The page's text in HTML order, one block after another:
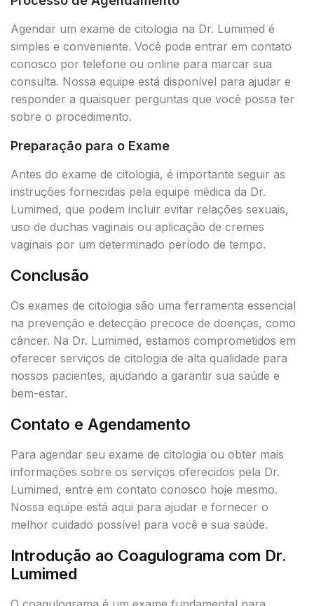
Agendar um exame de citologia na Dr. Lumimed é
simples e conveniente. Você pode entrar em contato
conosco por telefone ou online para marcar sua
consulta. Nossa equipe está disponível para ajudar e
responder a quaisquer perguntas que você possa ter
sobre o procedimento.
Preparação para o Exame
Antes do exame de citologia, é importante seguir as
instruções fornecidas pela equipe médica da Dr.
Lumimed, que podem incluir evitar relações sexuais,
uso de duchas vaginais ou aplicação de cremes
vaginais por um determinado período de tempo.
Conclusão
Os exames de citologia são uma ferramenta essencial
na prevenção e detecção precoce de doenças, como
câncer. Na Dr. Lumimed, estamos comprometidos em
oferecer serviços de citologia de alta qualidade para
nossos pacientes, ajudando a garantir sua saúde e
bem-estar.
Contato e Agendamento
Para agendar seu exame de citologia ou obter mais
informações sobre os serviços oferecidos pela Dr.
Lumimed, entre em contato conosco hoje mesmo.
Nossa equipe está aqui para ajudar e fornecer o
melhor cuidado possível para você e sua saúde.
Introdução ao Coagulograma com Dr.
Lumimed